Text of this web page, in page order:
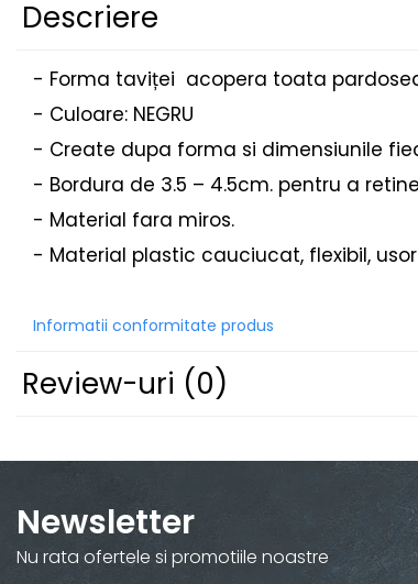
IVECO
MAN
RENAULT CAMIOANE
VOLVO CAMIOANE
STICKERE MOTO/ATV
18+ STICKER
4X4/OFF ROAD STICKER
BABY ON BOARD
DIVERSE
LOW STICKERS
PRODUSE IN TRENDING
SETURI STICKERE
Descriere
- Forma taviței acopera toata
- Culoare: NEGRU
- Create dupa forma si dimensiunile
- Bordura de 3.5 – 4.5cm. pentru a
- Material fara miros.
- Material plastic cauciucat, flexibil,
Informatii conformitate produs
Review-uri (0)
Newsletter
Nu rata ofertele si promotiile noastre